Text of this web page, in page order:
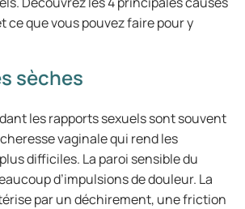
ce que vous pouvez faire pour y
sèches
les rapports sexuels sont souvent
vaginale qui rend les
difficiles. La paroi sensible du
d’impulsions de douleur. La
par un déchirement, une friction